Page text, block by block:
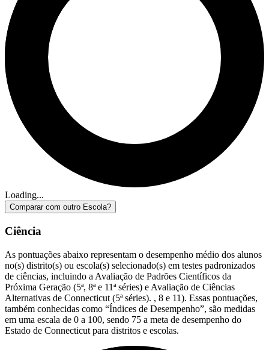
Loading...
Comparar com outro Escola?
Ciência
As pontuações abaixo representam o desempenho médio dos alunos
no(s) distrito(s) ou escola(s) selecionado(s) em testes padronizados
de ciências, incluindo a Avaliação de Padrões Científicos da
Próxima Geração (5ª, 8ª e 11ª séries) e Avaliação de Ciências
Alternativas de Connecticut (5ª séries). , 8 e 11). Essas pontuações,
também conhecidas como “Índices de Desempenho”, são medidas
em uma escala de 0 a 100, sendo 75 a meta de desempenho do
Estado de Connecticut para distritos e escolas.